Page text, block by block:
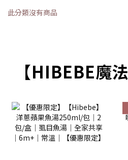
此分類沒有商品
【HIBEBE魔